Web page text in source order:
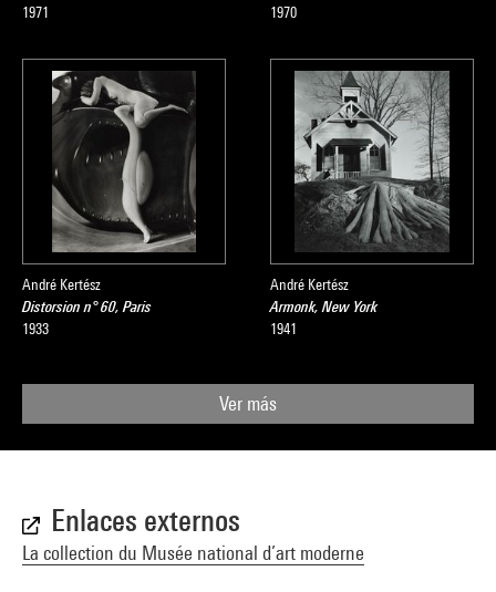
1971
1970
André Kertész
Distorsion n° 60, Paris
1933
André Kertész
Armonk, New York
1941
Ver más
Enlaces externos
La collection du Musée national d’art moderne